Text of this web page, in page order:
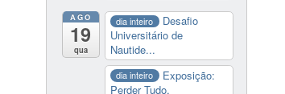
AGO
19
qua
dia inteiro
Desafio
Universitário de
Nautide...
dia inteiro
Exposição:
Perder Tudo.